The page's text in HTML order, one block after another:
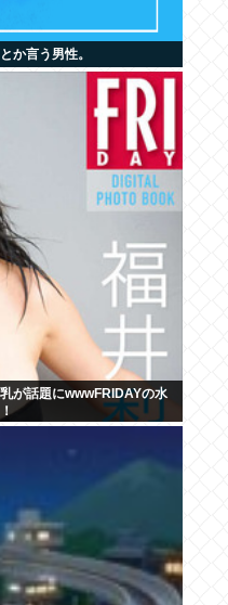
か言う男性。
が話題にwwwFRIDAYの水